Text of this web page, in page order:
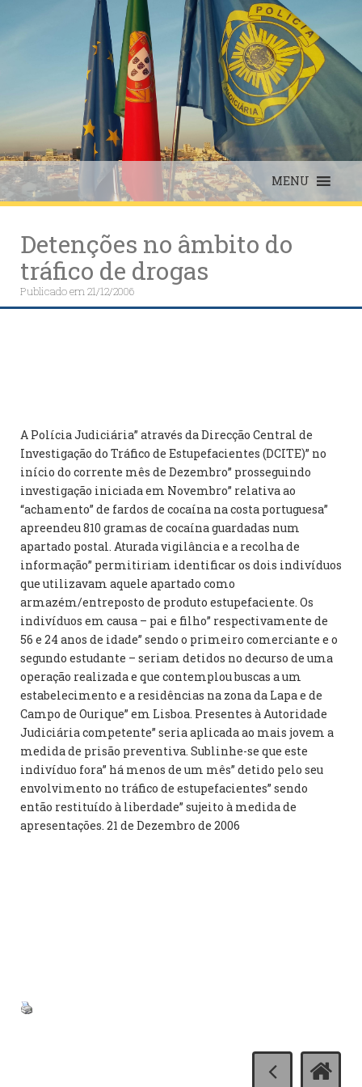
MENU
Detenções no âmbito do
tráfico de drogas
Publicado em21/12/2006
A Polícia Judiciária” através da Direcção Central de
Investigação do Tráfico de Estupefacientes (DCITE)” no
início do corrente mês de Dezembro” prosseguindo
investigação iniciada em Novembro” relativa ao
“achamento” de fardos de cocaína na costa portuguesa”
apreendeu 810 gramas de cocaína guardadas num
apartado postal. Aturada vigilância e a recolha de
informação” permitiriam identificar os dois indivíduos
que utilizavam aquele apartado como
armazém/entreposto de produto estupefaciente. Os
indivíduos em causa – pai e filho” respectivamente de
56 e 24 anos de idade” sendo o primeiro comerciante e o
segundo estudante – seriam detidos no decurso de uma
operação realizada e que contemplou buscas a um
estabelecimento e a residências na zona da Lapa e de
Campo de Ourique” em Lisboa. Presentes à Autoridade
Judiciária competente” seria aplicada ao mais jovem a
medida de prisão preventiva. Sublinhe-se que este
indivíduo fora” há menos de um mês” detido pelo seu
envolvimento no tráfico de estupefacientes” sendo
então restituído à liberdade” sujeito à medida de
apresentações. 21 de Dezembro de 2006